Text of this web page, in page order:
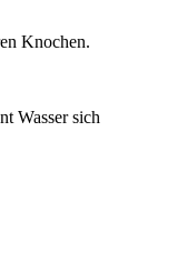
Knochen.
Wasser sich